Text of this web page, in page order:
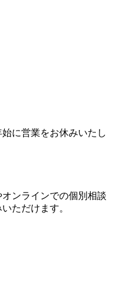
に営業をお休みいたし
ンラインでの個別相談
ただけます。